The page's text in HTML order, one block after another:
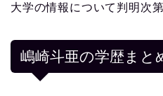
大学の情報について判明次
嶋崎斗亜の学歴まと